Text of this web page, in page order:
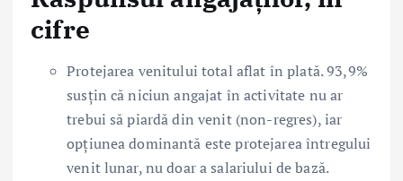
cifre
Protejarea venitului total aflat în plată. 93,9%
susțin că niciun angajat în activitate nu ar
trebui să piardă din venit (non-regres), iar
opțiunea dominantă este protejarea întregului
venit lunar, nu doar a salariului de bază.